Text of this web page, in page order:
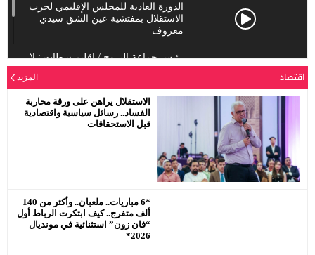
الدورة العادية للمجلس الإقليمي لحزب
الاستقلال بمفتشية عين الشق سيدي
معروف
رئيس جماعة البروج / اقليم سطات : لا
يحترم جلالة الملك محمد السادس
اقتصاد المزيد
الاستقلال يراهن على ورقة محاربة
الفساد.. رسائل سياسية واقتصادية
قبل الاستحقاقات
*6 مباريات.. ملعبان.. وأكثر من 140
ألف متفرج.. كيف ابتكرت الرباط أول
“فان زون” استثنائية في مونديال
2026*